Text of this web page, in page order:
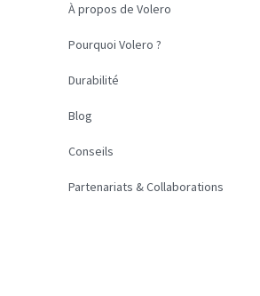
À propos de Volero
Pourquoi Volero ?
Durabilité
Blog
Conseils
Partenariats & Collaborations